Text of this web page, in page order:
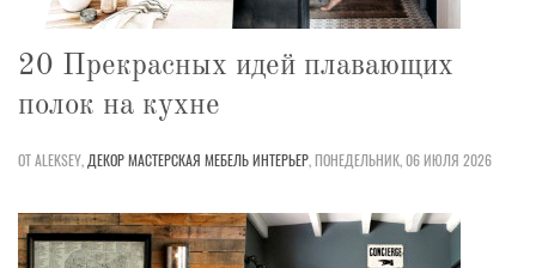
20 Прекрасных идей плавающих
полок на кухне
ОТ ALEKSEY,ДЕКОРМАСТЕРСКАЯ МЕБЕЛЬИНТЕРЬЕР,ПОНЕДЕЛЬНИК, 06 ИЮЛЯ 2026